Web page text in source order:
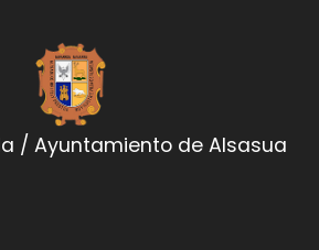
/ Ayuntamiento de Alsasua